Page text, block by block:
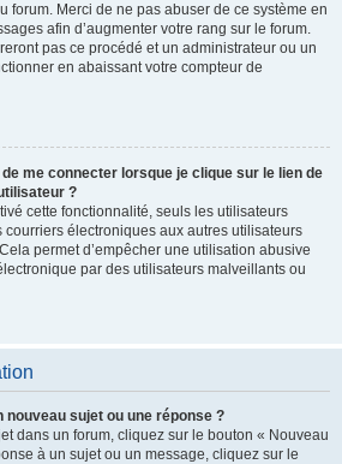
forum. Merci de ne pas abuser de ce système en
afin d’augmenter votre rang sur le forum.
pas ce procédé et un administrateur ou un
en abaissant votre compteur de
de me connecter lorsque je clique sur le lien de
?
cette fonctionnalité, seuls les utilisateurs
électroniques aux autres utilisateurs
permet d’empêcher une utilisation abusive
par des utilisateurs malveillants ou
sujet ou une réponse ?
dans un forum, cliquez sur le bouton « Nouveau
à un sujet ou un message, cliquez sur le